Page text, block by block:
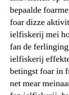
bepaalde
foar dizze
ielfiskerij mei
fan de
ielfiskerij
betingst foar in
net mear